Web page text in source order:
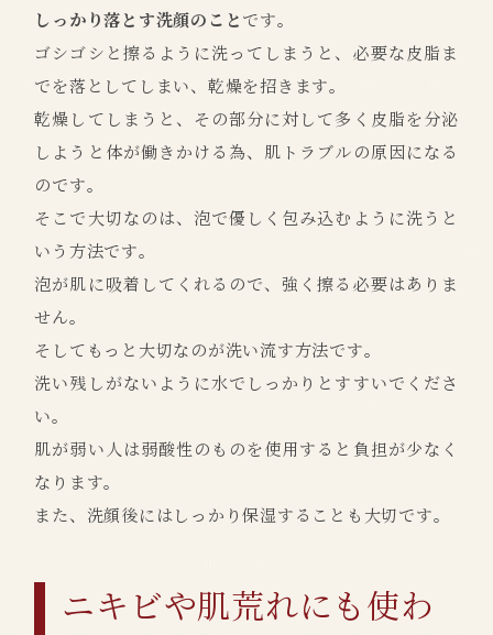
しっかり落とす洗顔のこと です。
ゴシゴシと擦るように洗ってしまうと、必要な皮脂ま
でを落としてしまい、乾燥を招きます。
乾燥してしまうと、その部分に対して多く皮脂を分泌
しようと体が働きかける為、肌トラブルの原因になる
のです。
そこで大切なのは、泡で優しく包み込むように洗うと
いう方法です。
泡が肌に吸着してくれるので、強く擦る必要はありま
せん。
そしてもっと大切なのが洗い流す方法です。
洗い残しがないように水でしっかりとすすいでくださ
い。
肌が弱い人は弱酸性のものを使用すると負担が少なく
なります。
また、洗顔後にはしっかり保湿することも大切です。
ニキビや肌荒れにも使わ